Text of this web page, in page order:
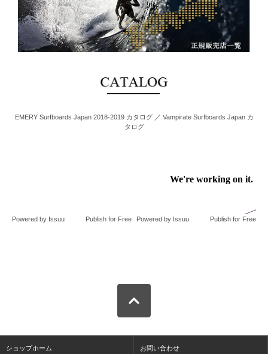
EMERY Surfboards Japan 2018-2019 カタログ ／ Vampirate Surfboards Japan カ
タログ
Powered by Issuu Publish for Free Powered by Issuu Publish for Free
ショップホーム お問い合わせ